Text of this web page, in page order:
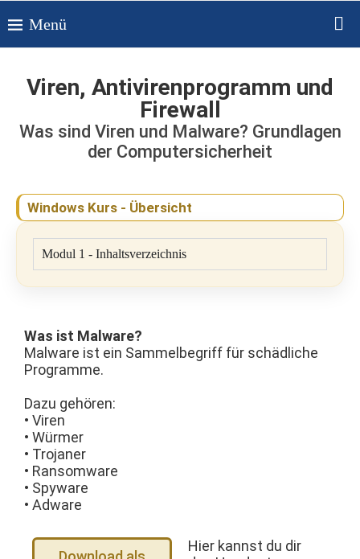
Viren, Antivirenprogramm und
Firewall
Was sind Viren und Malware? Grundlagen
der Computersicherheit
Windows Kurs - Übersicht
Modul 1 - Inhaltsverzeichnis
Was ist Malware?
Malware ist ein Sammelbegriff für schädliche
Programme.
Dazu gehören:
• Viren
• Würmer
• Trojaner
• Ransomware
• Spyware
• Adware
Hier kannst du dir